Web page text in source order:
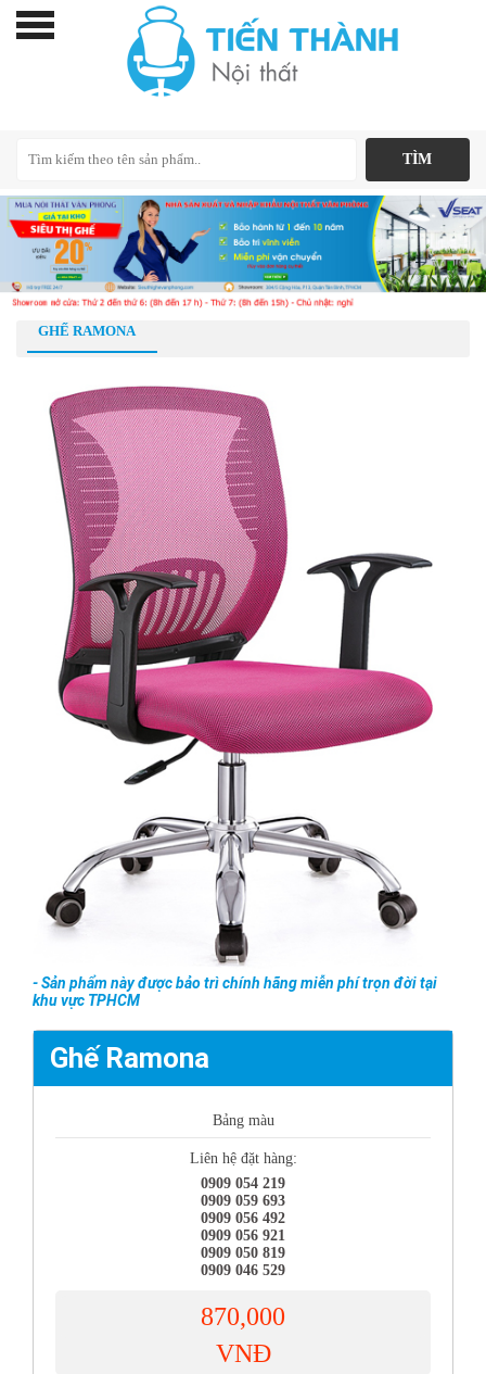
GHẾ RAMONA
- Sản phẩm này được bảo trì chính hãng miễn phí trọn đời tại
khu vực TPHCM
Ghế Ramona
Bảng màu
Liên hệ đặt hàng:
0909 054 219
0909 059 693
0909 056 492
0909 056 921
0909 050 819
0909 046 529
870,000
VNĐ